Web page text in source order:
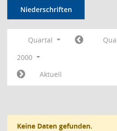
Niederschriften
Quartal
2000
Aktuell
Keine Daten gefunden.